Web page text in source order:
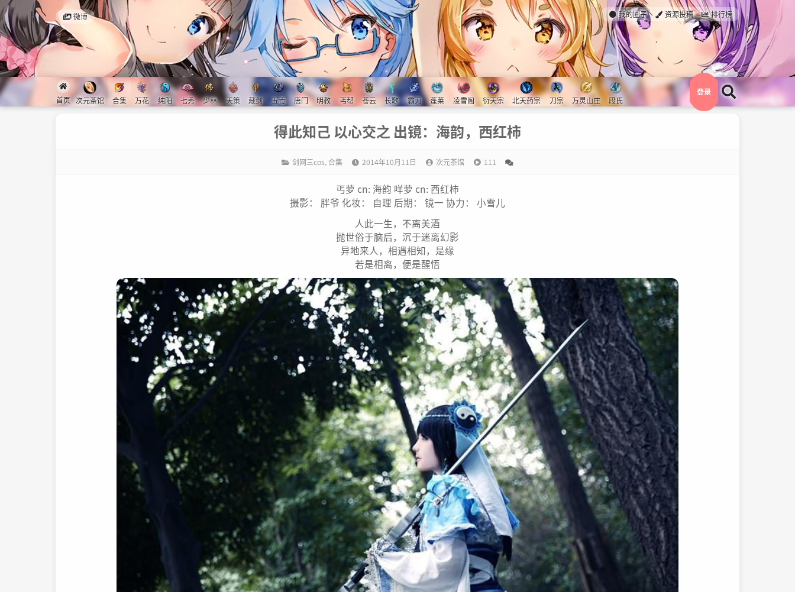
微博 我的圈子 资源投稿 排行榜
首页 次元茶馆 合集 万花 纯阳 七秀 少林 天策 藏剑 五毒 唐门 明教 丐帮 苍云 长歌 霸刀 蓬莱 凌雪阁 衍天宗 北天药宗 刀宗 万灵山庄 段氏
登录
得此知己 以心交之 出镜：海韵，西红柿
剑网三cos,合集 2014年10月11日 次元茶馆 111
丐萝 cn: 海韵 咩萝 cn: 西红柿
摄影： 胖爷 化妆： 自理 后期： 镜一 协力： 小雪儿
人此一生，不离美酒
抛世俗于脑后，沉于迷离幻影
异地来人，相遇相知，是缘
若是相离，便是醒悟